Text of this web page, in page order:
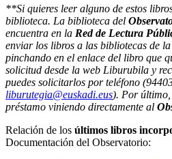
**Si quieres leer alguno de estos
biblioteca. La biblioteca del
encuentra en la Red de Lectura
enviar los libros a las bibliotecas de
pinchando en el enlace del libro que
solicitud desde la web Liburubila y
puedes solicitarlos por teléfono (
liburutegia@euskadi.eus). Por último,
préstamo viniendo directamente al
Relación de los últimos libros
Documentación del Observatorio: